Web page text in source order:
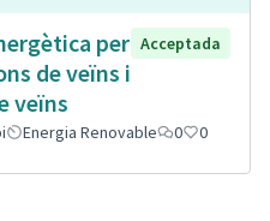
per
de veïns i
veïns
Acceptada
Energia Renovable 0 0